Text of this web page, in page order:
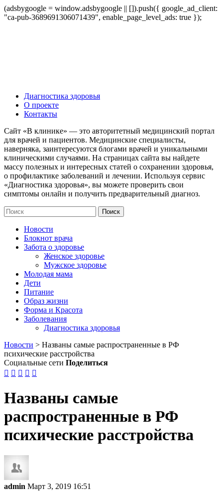
(adsbygoogle = window.adsbygoogle || []).push({ google_ad_client:
"ca-pub-3689691306071439", enable_page_level_ads: true });
Диагностика здоровья
О проекте
Контакты
Сайт «В клинике» — это авторитетный медицинский портал
для врачей и пациентов. Медицинские специалисты,
наверняка, заинтересуются блогами врачей и уникальными
клиническими случаями. На страницах сайта вы найдете
массу полезных и интересных статей о сохранении здоровья,
о профилактике заболеваний и лечении. Используя сервис
«Диагностика здоровья», вы можете проверить свои
симптомы онлайн и получить предварительный диагноз.
Новости
Блокнот врача
Забота о здоровье
Женское здоровье
Мужское здоровье
Молодая мама
Дети
Питание
Образ жизни
Форма и Красота
Заболевания
Диагностика здоровья
Новости > Названы самые распространенные в РФ
психические расстройства
Социальные сети Поделиться
    
Названы самые
распространенные в РФ
психические расстройства
admin Март 3, 2019 16:51